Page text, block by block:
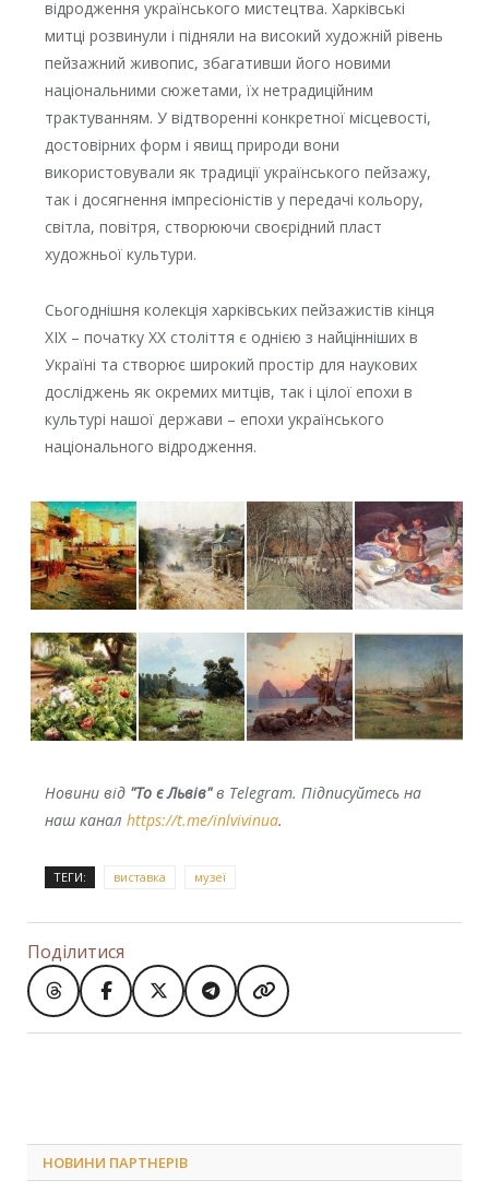
відродження українського мистецтва. Харківські
митці розвинули і підняли на високий художній рівень
пейзажний живопис, збагативши його новими
національними сюжетами, їх нетрадиційним
трактуванням. У відтворенні конкретної місцевості,
достовірних форм і явищ природи вони
використовували як традиції українського пейзажу,
так і досягнення імпресіоністів у передачі кольору,
світла, повітря, створюючи своєрідний пласт
художньої культури.
Сьогоднішня колекція харківських пейзажистів кінця
ХІХ – початку ХХ століття є однією з найцінніших в
Україні та створює широкий простір для наукових
досліджень як окремих митців, так і цілої епохи в
культурі нашої держави – епохи українського
національного відродження.
Новини від "То є Львів"в Telegram. Підписуйтесь на
наш канал https://t.me/inlvivinua.
ТЕГИ: виставка музеї
Поділитися
НОВИНИ ПАРТНЕРІВ